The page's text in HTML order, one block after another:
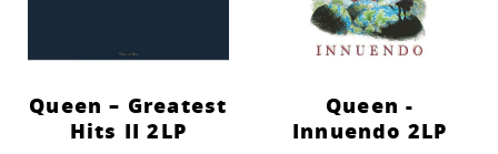
Queen ‎-
Innuendo 2LP
Queen – Greatest
Hits II 2LP